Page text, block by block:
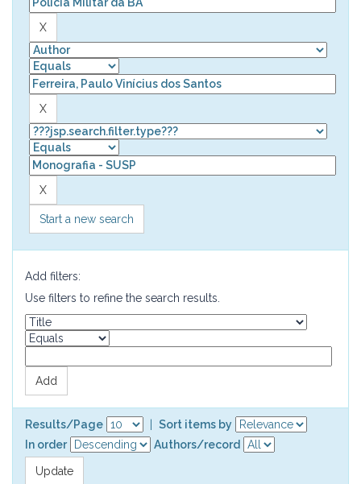
Start a new search
Add filters:
Use filters to refine the search results.
Results/Page
Sort items by
In order
Authors/record